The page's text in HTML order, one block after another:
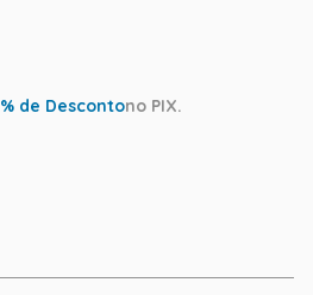
% de Descontono PIX.